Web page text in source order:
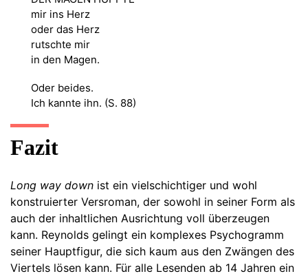
mir ins Herz
oder das Herz
rutschte mir
in den Magen.
Oder beides.
Ich kannte ihn. (S. 88)
Fazit
Long way down ist ein vielschichtiger und wohl
konstruierter Versroman, der sowohl in seiner Form als
auch der inhaltlichen Ausrichtung voll überzeugen
kann. Reynolds gelingt ein komplexes Psychogramm
seiner Hauptfigur, die sich kaum aus den Zwängen des
Viertels lösen kann. Für alle Lesenden ab 14 Jahren ein